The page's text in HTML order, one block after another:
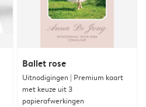
Ballet rose
Uitnodigingen | Premium kaart
met keuze uit 3
papierafwerkingen